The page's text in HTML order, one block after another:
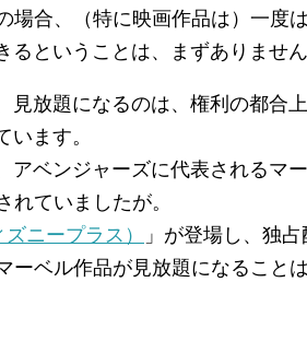
場合、（特に映画作品は）一度
るということは、まずありません
見放題になるのは、権利の都合
ます。
アベンジャーズに代表されるマ
れていましたが。
ニープラス）
」が登場し、独占
ーベル作品が見放題になること